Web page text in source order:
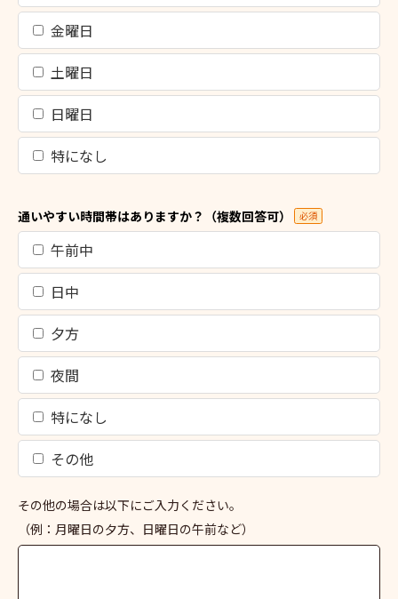
金曜日
土曜日
日曜日
特になし
通いやすい時間帯はありますか？（複数回答可） 必須
午前中
日中
夕方
夜間
特になし
その他
その他の場合は以下にご入力ください。
（例：月曜日の夕方、日曜日の午前など）